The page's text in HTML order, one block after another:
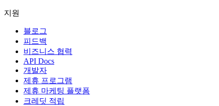
지원
블로그
피드백
비즈니스 협력
API Docs
개발자
제휴 프로그램
제휴 마케팅 플랫폼
크레딧 적립